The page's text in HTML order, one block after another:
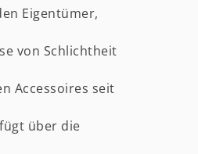
Eigentümer,
von Schlichtheit
Accessoires seit
über die